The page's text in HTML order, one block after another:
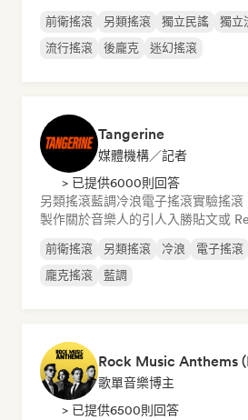
前衛搖滾 另類搖滾 獨立民謠 獨立
流行搖滾
後龐克 迷幻搖滾
Tangerine
媒體機構／記者
> 已提供6000則回答
另類搖滾藍調冷浪電子搖滾實驗搖滾
製作關於音樂人的引人入勝貼文或
前衛搖滾 另類搖滾 冷浪 電子搖滾
龐克搖滾
藍調
Rock Music Anthems
歌單音樂博主
> 已提供6500則回答